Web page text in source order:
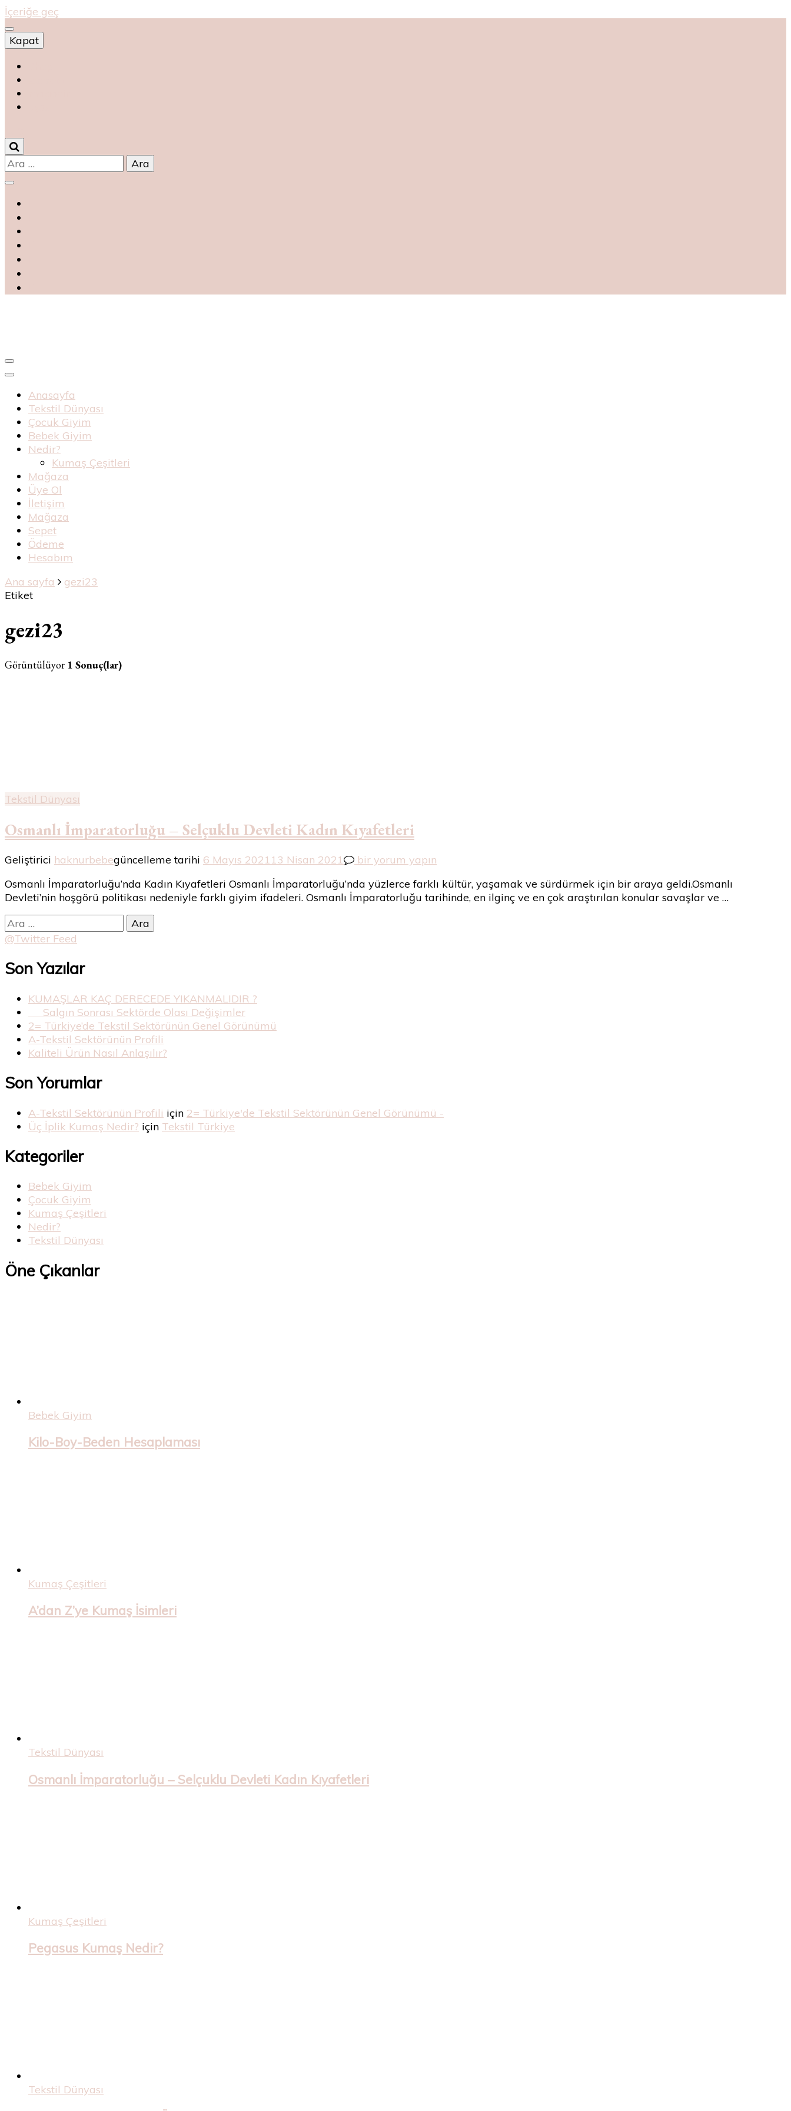
İçeriğe geç
Kapat
Arama:
Haknur Bebe
Anasayfa
Tekstil Dünyası
Çocuk Giyim
Bebek Giyim
Nedir?
Kumaş Çeşitleri
Mağaza
Üye Ol
İletişim
Mağaza
Sepet
Ödeme
Hesabım
Ana sayfa
gezi23
Etiket
gezi23
Görüntülüyor 1 Sonuç(lar)
Tekstil Dünyası
Osmanlı İmparatorluğu – Selçuklu Devleti Kadın Kıyafetleri
Geliştirici haknurbebegüncelleme tarihi 6 Mayıs 202113 Nisan 2021
Osmanlı
–
Selçuklu
bir yorum yapın
Osmanlı İmparatorluğu’nda Kadın Kıyafetleri Osmanlı İmparatorluğu’nda yüzlerce farklı kültür, yaşamak ve sürdürmek için bir araya geldi.Osmanlı
Devleti’nin hoşgörü politikası nedeniyle farklı giyim ifadeleri. Osmanlı İmparatorluğu tarihinde, en ilginç ve en çok araştırılan konular savaşlar ve …
Arama:
@Twitter Feed
Son Yazılar
KUMAŞLAR KAÇ DERECEDE YIKANMALIDIR ?
Salgın Sonrası Sektörde Olası Değişimler
2= Türkiye’de Tekstil Sektörünün Genel Görünümü
A-Tekstil Sektörünün Profili
Kaliteli Ürün Nasıl Anlaşılır?
Son Yorumlar
A-Tekstil Sektörünün Profili için 2= Türkiye'de Tekstil Sektörünün Genel Görünümü -
Üç İplik Kumaş Nedir? için Tekstil Türkiye
Kategoriler
Bebek Giyim
Çocuk Giyim
Kumaş Çeşitleri
Nedir?
Tekstil Dünyası
Öne Çıkanlar
Bebek Giyim
Kilo-Boy-Beden Hesaplaması
Kumaş Çeşitleri
A’dan Z’ye Kumaş İsimleri
Tekstil Dünyası
Osmanlı İmparatorluğu – Selçuklu Devleti Kadın Kıyafetleri
Kumaş Çeşitleri
Pegasus Kumaş Nedir?
Tekstil Dünyası